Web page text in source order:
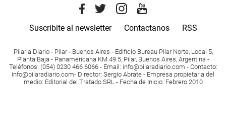
Suscribite al newsletter Contactanos RSS
Pilar a Diario - Pilar - Buenos Aires - Edificio Bureau Pilar Norte, Local 5,
Planta Baja - Panamericana KM 49.5, Pilar, Buenos Aires, Argentina -
Teléfonos: (054) 0230 466 6066 - Email : info@pilaradiario.com - Contacto:
info@pilaradiario.com- Director: Sergio Abrate - Empresa propietaria del
medio: Editorial del Tratado SRL - Fecha de Inicio: Febrero 2010